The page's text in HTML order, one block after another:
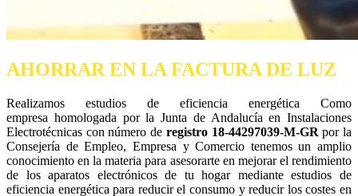
AHORRAR EN LA FACTURA DE LUZ
Realizamos estudios de eficiencia energética Como
empresa homologada por la Junta de Andalucía en Instalaciones
Electrotécnicas con número de registro 18-44297039-M-GR por la
Consejería de Empleo, Empresa y Comercio tenemos un amplio
conocimiento en la materia para asesorarte en mejorar el rendimiento
de los aparatos electrónicos de tu hogar mediante estudios de
eficiencia energética para reducir el consumo y reducir los costes en